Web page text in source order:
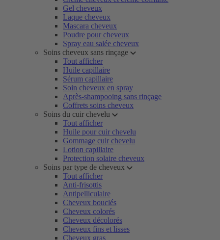
Gel cheveux
Laque cheveux
Mascara cheveux
Poudre pour cheveux
Spray eau salée cheveux
Soins cheveux sans rinçage
Tout afficher
Huile capillaire
Sérum capillaire
Soin cheveux en spray
Après-shampooing sans rinçage
Coffrets soins cheveux
Soins du cuir chevelu
Tout afficher
Huile pour cuir chevelu
Gommage cuir chevelu
Lotion capillaire
Protection solaire cheveux
Soins par type de cheveux
Tout afficher
Anti-frisottis
Antipelliculaire
Cheveux bouclés
Cheveux colorés
Cheveux décolorés
Cheveux fins et lisses
Cheveux gras